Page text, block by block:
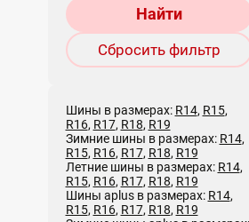
Найти
Сбросить фильтр
Шины в размерах: R14, R15,
R16, R17, R18, R19
Зимние шины в размерах: R14,
R15, R16, R17, R18, R19
Летние шины в размерах: R14,
R15, R16, R17, R18, R19
Шины aplus в размерах: R14,
R15, R16, R17, R18, R19